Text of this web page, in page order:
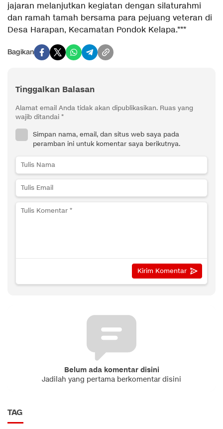
jajaran melanjutkan kegiatan dengan silaturahmi
dan ramah tamah bersama para pejuang veteran di
Desa Harapan, Kecamatan Pondok Kelapa.***
Bagikan
Tinggalkan Balasan
Alamat email Anda tidak akan dipublikasikan. Ruas yang
wajib ditandai *
Simpan nama, email, dan situs web saya pada
peramban ini untuk komentar saya berikutnya.
Belum ada komentar disini
Jadilah yang pertama berkomentar disini
TAG